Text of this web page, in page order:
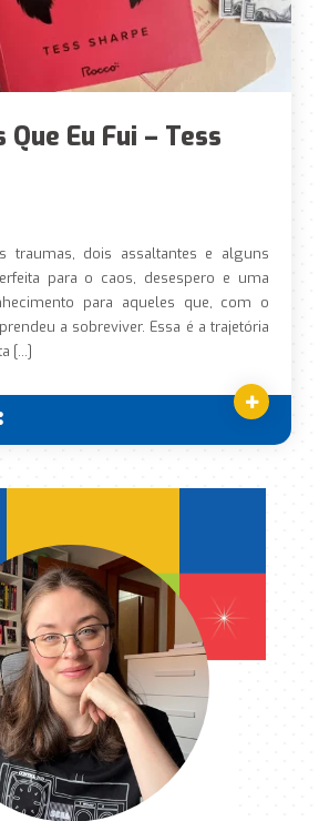
Eu Fui – Tess
traumas, dois assaltantes e alguns
para o caos, desespero e uma
para aqueles que, com o
a sobreviver. Essa é a trajetória
[…]